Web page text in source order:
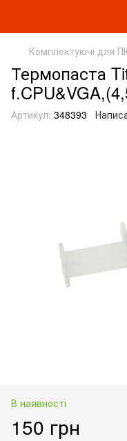
Комплектуючі для
Термопаста
Артикул: 348393
В наявності
150 грн